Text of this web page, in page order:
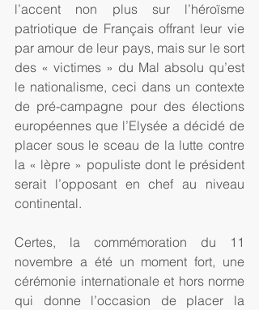
l’accent non plus sur l’héroïsme
patriotique de Français offrant leur vie
par amour de leur pays, mais sur le sort
des « victimes » du Mal absolu qu’est
le nationalisme, ceci dans un contexte
de pré-campagne pour des élections
européennes que l’Elysée a décidé de
placer sous le sceau de la lutte contre
la « lèpre » populiste dont le président
serait l’opposant en chef au niveau
continental.
Certes, la commémoration du 11
novembre a été un moment fort, une
cérémonie internationale et hors norme
qui donne l’occasion de placer la